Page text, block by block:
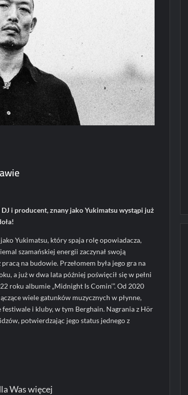
i producent, znany jako Yukimatsu wystąpi już
Yukimatsu, który spaja rolę opowiadacza,
szamańskiej energii zaczynał swoją
na budowie. Przełomem była jego gra na
a już w dwa lata później poświęcił się w pełni
roku albumie „Midnight Is Comin’”. Od 2020
wiele gatunków muzycznych w płynne,
i kluby, w tym Berghain. Nagrania z Hör
potwierdzając jego status jednego z
Was więcej
Koncerty/festiwale
Patronat
POLECANE News
POLECANE
Wydarzenia
ElipticTM i
Koncerty/festiwale
News
POLECANE
Wydarzenia
Haken na koncercie
w Polsce!
karolciasc 24/07/2026